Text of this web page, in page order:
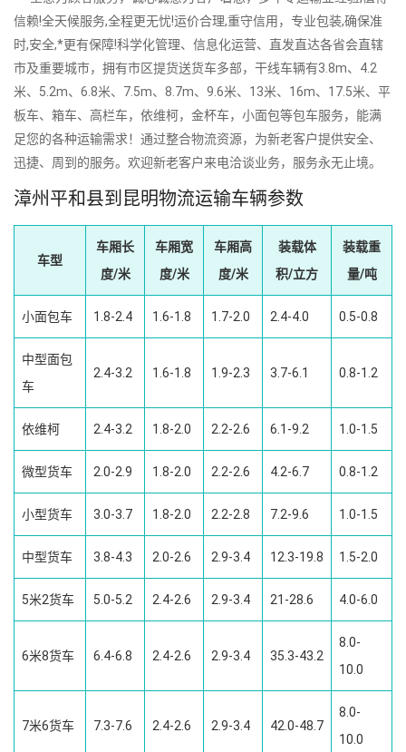
信赖!全天候服务,全程更无忧!运价合理,重守信用，专业包装,确保准
时,安全,*更有保障!科学化管理、信息化运营、直发直达各省会直辖
市及重要城市，拥有市区提货送货车多部，干线车辆有3.8m、4.2
米、5.2m、6.8米、7.5m、8.7m、9.6米、13米、16m、17.5米、平
板车、箱车、高栏车，依维柯，金杯车，小面包等包车服务，能满
足您的各种运输需求！通过整合物流资源，为新老客户提供安全、
迅捷、周到的服务。欢迎新老客户来电洽谈业务，服务永无止境。
漳州平和县到昆明物流运输车辆参数
车型
车厢长
度/米
车厢宽
度/米
车厢高
度/米
装载体
积/立方
装载重
量/吨
小面包车 1.8-2.4 1.6-1.8 1.7-2.0 2.4-4.0 0.5-0.8
中型面包
车
2.4-3.2 1.6-1.8 1.9-2.3 3.7-6.1 0.8-1.2
依维柯 2.4-3.2 1.8-2.0 2.2-2.6 6.1-9.2 1.0-1.5
微型货车 2.0-2.9 1.8-2.0 2.2-2.6 4.2-6.7 0.8-1.2
小型货车 3.0-3.7 1.8-2.0 2.2-2.8 7.2-9.6 1.0-1.5
中型货车 3.8-4.3 2.0-2.6 2.9-3.4 12.3-19.8 1.5-2.0
5米2货车 5.0-5.2 2.4-2.6 2.9-3.4 21-28.6 4.0-6.0
6米8货车 6.4-6.8 2.4-2.6 2.9-3.4 35.3-43.2
8.0-
10.0
7米6货车 7.3-7.6 2.4-2.6 2.9-3.4 42.0-48.7
8.0-
10.0